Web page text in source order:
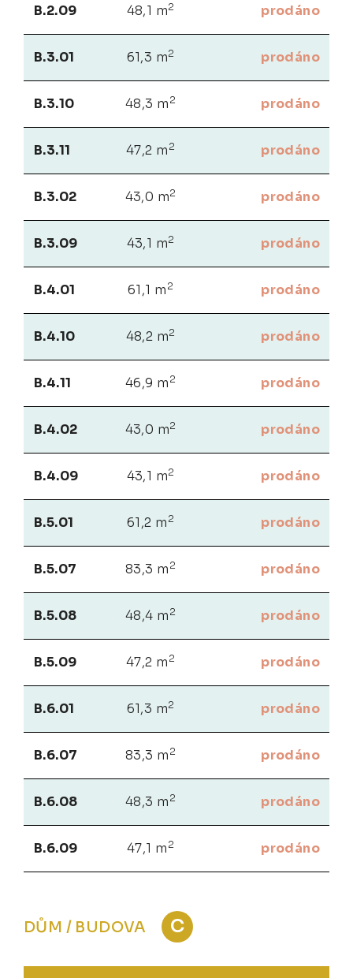
B.2.09 48,1 m2 prodáno
B.3.01 61,3 m2 prodáno
B.3.10 48,3 m 2 prodáno
B.3.11 47,2 m 2 prodáno
B.3.02 43,0 m2 prodáno
B.3.09 43,1 m2 prodáno
B.4.01 61,1 m 2 prodáno
B.4.10 48,2 m2 prodáno
B.4.11 46,9 m 2 prodáno
B.4.02 43,0 m2 prodáno
B.4.09 43,1 m2 prodáno
B.5.01 61,2 m 2 prodáno
B.5.07 83,3 m 2 prodáno
B.5.08 48,4 m 2 prodáno
B.5.09 47,2 m 2 prodáno
B.6.01 61,3 m2 prodáno
B.6.07 83,3 m 2 prodáno
B.6.08 48,3 m 2 prodáno
B.6.09 47,1 m 2 prodáno
DŮM / BUDOVA C